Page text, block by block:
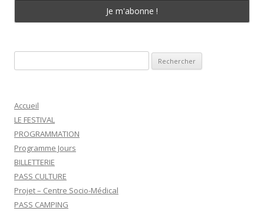
Accueil
LE FESTIVAL
PROGRAMMATION
Programme Jours
BILLETTERIE
PASS CULTURE
Projet – Centre Socio-Médical
PASS CAMPING